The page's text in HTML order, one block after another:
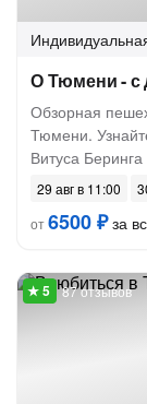
О Тюмени -
Обзорная
Тюмени.
Витуса
29 авг в 11:00
от6500 ₽за
87 отзывов